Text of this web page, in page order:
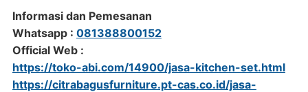
Informasi dan Pemesanan
Whatsapp : 081388800152
Official Web :
https://toko-abi.com/14900/jasa-kitchen-set.html
https://citrabagusfurniture.pt-cas.co.id/jasa-